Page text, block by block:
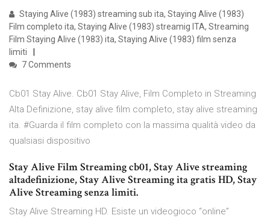
Staying Alive (1983) streaming sub ita, Staying Alive (1983)
Film completo ita, Staying Alive (1983) streamig ITA, Streaming
Film Staying Alive (1983) ita, Staying Alive (1983) film senza
limiti
7 Comments
Cb01 Stay Alive. Cb01 Stay Alive, Film Completo in Streaming
Alta Definizione, stay alive film completo, stay alive streaming
ita. #Guarda il film completo con la massima qualità video da
qualsiasi dispositivo
Stay Alive Film Streaming cb01, Stay Alive streaming
altadefinizione, Stay Alive Streaming ita gratis HD, Stay
Alive Streaming senza limiti.
Stay Alive Streaming HD. Esiste un videogioco “online”